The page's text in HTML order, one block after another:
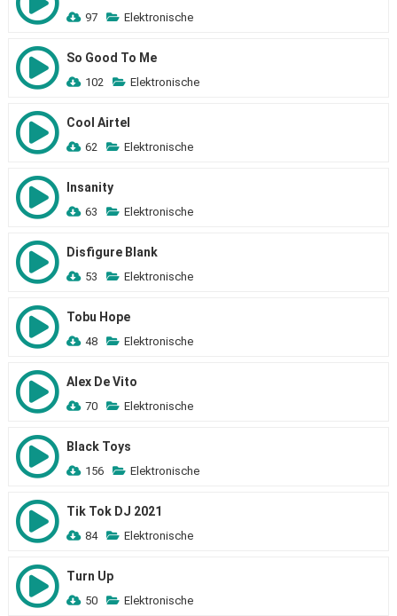
97 Elektronische
So Good To Me
102 Elektronische
Cool Airtel
62 Elektronische
Insanity
63 Elektronische
Disfigure Blank
53 Elektronische
Tobu Hope
48 Elektronische
Alex De Vito
70 Elektronische
Black Toys
156 Elektronische
Tik Tok DJ 2021
84 Elektronische
Turn Up
50 Elektronische